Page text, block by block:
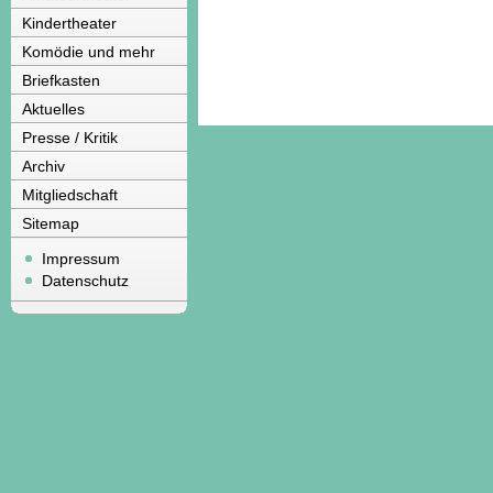
Kindertheater
Komödie und mehr
Briefkasten
Aktuelles
Presse / Kritik
Archiv
Mitgliedschaft
Sitemap
Impressum
Datenschutz